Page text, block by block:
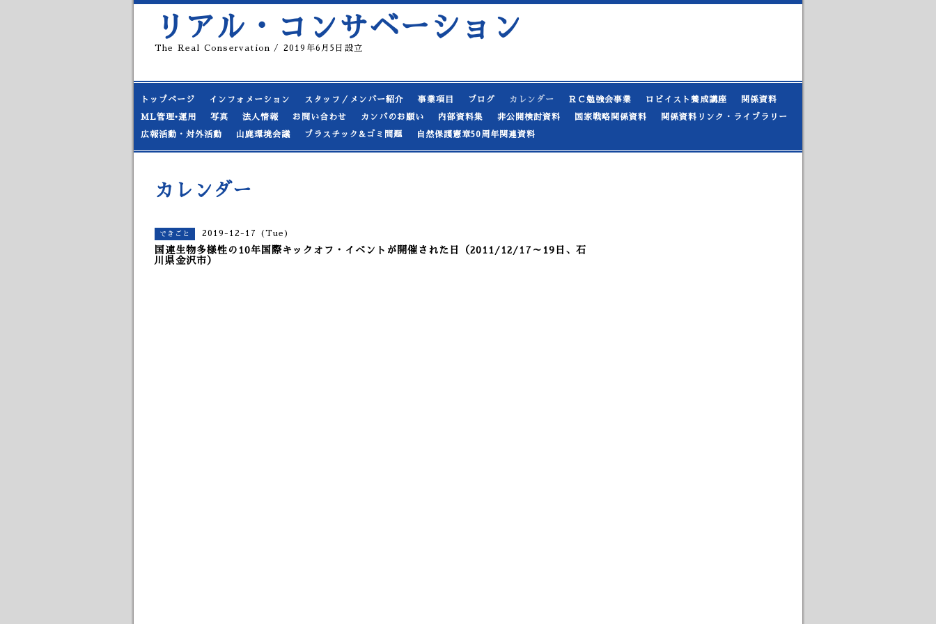
リアル・コンサベーション
The Real Conservation / 2019年6月5日設立
トップページ インフォメーション スタッフ／メンバー紹介 事業項目 ブログ カレンダー ＲＣ勉強会事業 ロビイスト養成講座 関係資料
ML管理•運用 写真 法人情報 お問い合わせ カンパのお願い 内部資料集 非公開検討資料 国家戦略関係資料 関係資料リンク・ライブラリー
広報活動・対外活動 山鹿環境会議 プラスチック&ゴミ問題 自然保護憲章50周年関連資料
カレンダー
できごと 2019-12-17 (Tue)
国連生物多様性の10年国際キックオフ・イベントが開催された日（2011/12/17～19日、石
川県金沢市）